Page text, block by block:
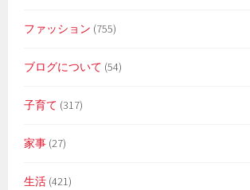
ファッション (755)
ブログについて (54)
子育て (317)
家事 (27)
生活 (421)